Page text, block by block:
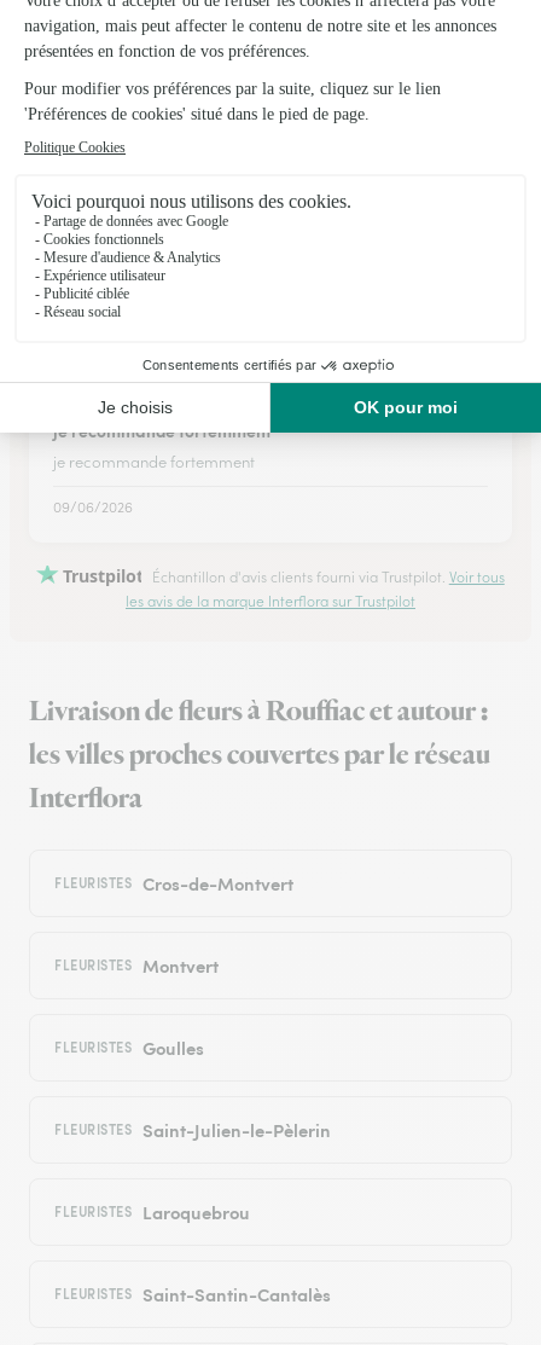
La personne qui a reçu le bouquet accompagné de la boîte
de chocolats était ravie : les tulipes se sont ouvertes
progressivement
11/04/2026
★ ★ ★ ★ ★
SITE TRES CLAIR ET FACILE DE NAVIGATION
SITE TRES CLAIR ET FACILE DE NAVIGATION
21/12/2025
je recommande fortemment
je recommande fortemment
09/06/2026
Trustpilot Échantillon d'avis clients fourni via Trustpilot. Voir tous
les avis de la marque Interflora sur Trustpilot
Livraison de fleurs à Rouffiac et autour :
les villes proches couvertes par le réseau
Interflora
FLEURISTES Cros-de-Montvert
FLEURISTES Montvert
FLEURISTES Goulles
FLEURISTES Saint-Julien-le-Pèlerin
FLEURISTES Laroquebrou
FLEURISTES Saint-Santin-Cantalès